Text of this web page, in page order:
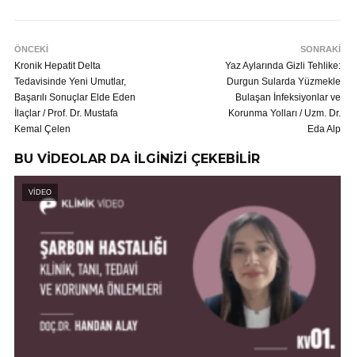
ÖNCEKİ
Kronik Hepatit Delta
Tedavisinde Yeni Umutlar,
Başarılı Sonuçlar Elde Eden
İlaçlar / Prof. Dr. Mustafa
Kemal Çelen
SONRAKİ
Yaz Aylarında Gizli Tehlike:
Durgun Sularda Yüzmekle
Bulaşan İnfeksiyonlar ve
Korunma Yolları / Uzm. Dr.
Eda Alp
BU VİDEOLAR DA İLGİNİZİ ÇEKEBİLİR
VİDEO